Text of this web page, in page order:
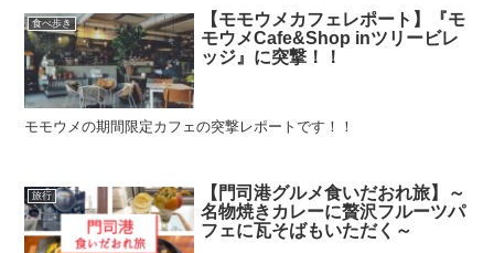
食べ歩き
【モモウメカフェレポート】『モ
モウメCafe&Shop inツリービレ
ッジ』に突撃！！
モモウメの期間限定カフェの突撃レポートです！！
旅行
【門司港グルメ食いだおれ旅】～
名物焼きカレーに贅沢フルーツパ
フェに瓦そばもいただく～